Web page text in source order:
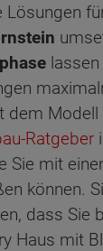
Lösungen
dem
Ratgeber
Sie mit
können.
dass Sie
Haus mit